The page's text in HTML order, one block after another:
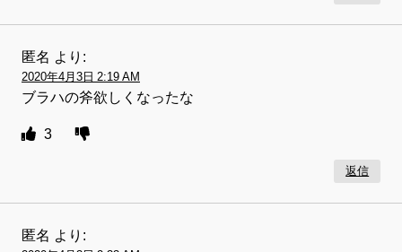
匿名 より:
2020年4月3日 2:19 AM
ブラハの斧欲しくなったな
3
返信
匿名 より: